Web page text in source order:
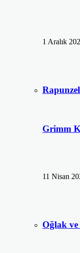
1 Aralık
Grimm
11 Nisan
Oğlak ve